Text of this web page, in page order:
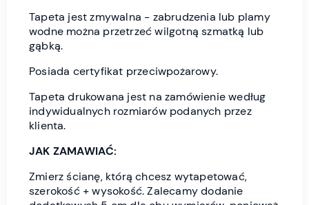
Tapeta jest zmywalna - zabrudzenia lub plamy
wodne można przetrzeć wilgotną szmatką lub
gąbką.
Posiada certyfikat przeciwpożarowy.
Tapeta drukowana jest na zamówienie według
indywidualnych rozmiarów podanych przez
klienta.
JAK ZAMAWIAĆ:
Zmierz ścianę, którą chcesz wytapetować,
szerokość + wysokość. Zalecamy dodanie